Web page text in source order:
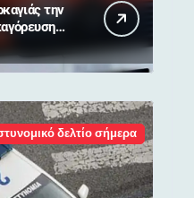
την
δελτίο σήμερα